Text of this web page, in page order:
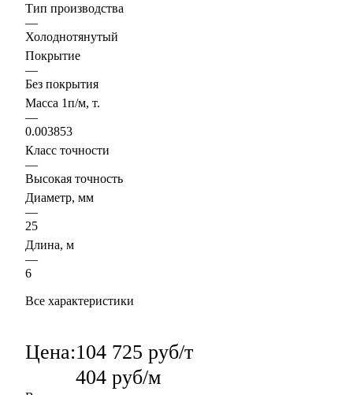
Тип производства
—
Холоднотянутый
Покрытие
—
Без покрытия
Масса 1п/м, т.
—
0.003853
Класс точности
—
Высокая точность
Диаметр, мм
—
25
Длина, м
—
6
Все характеристики
Цена:104 725 руб/т
404 руб/м